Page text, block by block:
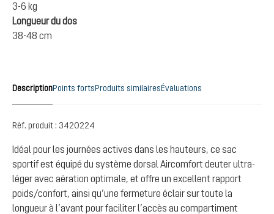
3-6 kg
Longueur du dos
38-48 cm
DescriptionPoints fortsProduits similairesÉvaluations
Réf. produit : 3420224
Idéal pour les journées actives dans les hauteurs, ce sac
sportif est équipé du système dorsal Aircomfort deuter ultra-
léger avec aération optimale, et offre un excellent rapport
poids/confort, ainsi qu’une fermeture éclair sur toute la
longueur à l’avant pour faciliter l’accès au compartiment